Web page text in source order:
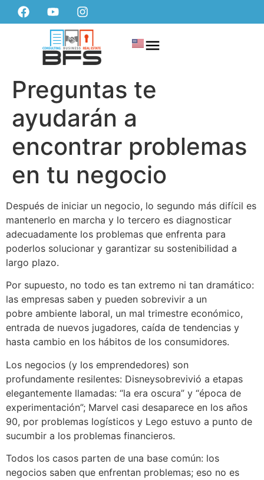
Preguntas te
ayudarán a
encontrar problemas
en tu negocio
Después de iniciar un negocio, lo segundo más difícil es
mantenerlo en marcha y lo tercero es diagnosticar
adecuadamente los problemas que enfrenta para
poderlos solucionar y garantizar su sostenibilidad a
largo plazo.
Por supuesto, no todo es tan extremo ni tan dramático:
las empresas saben y pueden sobrevivir a un
pobre ambiente laboral, un mal trimestre económico,
entrada de nuevos jugadores, caída de tendencias y
hasta cambio en los hábitos de los consumidores.
Los negocios (y los emprendedores) son
profundamente resilentes: Disneysobrevivió a etapas
elegantemente llamadas: “la era oscura” y “época de
experimentación”; Marvel casi desaparece en los años
90, por problemas logísticos y Lego estuvo a punto de
sucumbir a los problemas financieros.
Todos los casos parten de una base común: los
negocios saben que enfrentan problemas; eso no es